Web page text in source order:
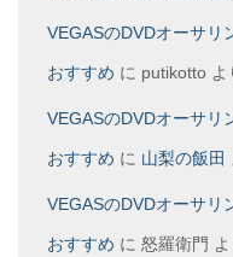
VEGASのDVDオーサリ
おすすめ に putikotto よ
VEGASのDVDオーサリ
おすすめ に 山梨の飯田
VEGASのDVDオーサリ
おすすめ に 怒羅衛門 よ